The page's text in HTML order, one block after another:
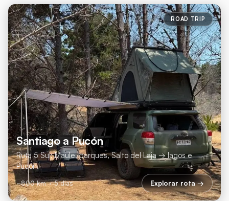
ROAD TRIP
Santiago a Pucón
Ruta 5 Sul: Maule, parques, Salto del Laja → lagos e
Pucón.
~800 km · 5 dias Explorar rota →